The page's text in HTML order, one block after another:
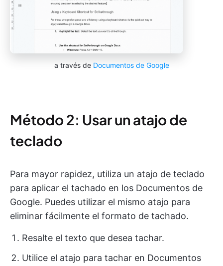
a través de Documentos de Google
Método 2: Usar un atajo de
teclado
Para mayor rapidez, utiliza un atajo de teclado
para aplicar el tachado en los Documentos de
Google. Puedes utilizar el mismo atajo para
eliminar fácilmente el formato de tachado.
Resalte el texto que desea tachar.
Utilice el atajo para tachar en Documentos